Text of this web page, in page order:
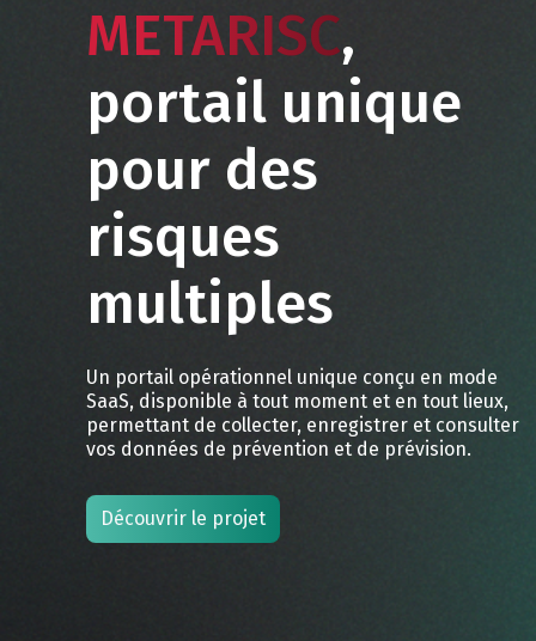
METARISC,
portail unique
pour des
risques
multiples
Un portail opérationnel unique conçu en mode
SaaS, disponible à tout moment et en tout lieux,
permettant de collecter, enregistrer et consulter
vos données de prévention et de prévision.
Découvrir le projet